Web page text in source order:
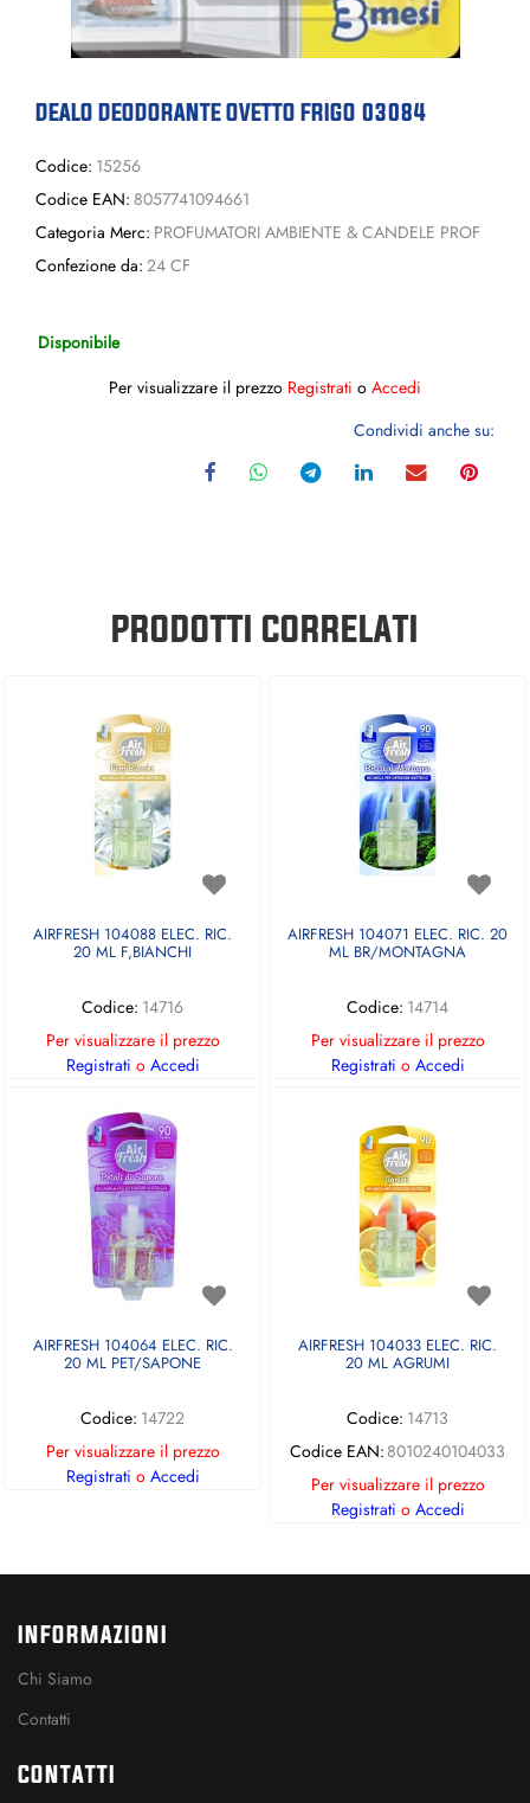
DEALO DEODORANTE OVETTO FRIGO 03084
Codice: 15256
Codice EAN: 8057741094661
Categoria Merc: PROFUMATORI AMBIENTE & CANDELE PROF
Confezione da: 24 CF
Disponibile
Per visualizzare il prezzo Registrati o Accedi
Condividi anche su:
PRODOTTI CORRELATI
AIRFRESH 104088 ELEC. RIC.
20 ML F,BIANCHI
Codice: 14716
Per visualizzare il prezzo
Registrati o Accedi
AIRFRESH 104071 ELEC. RIC. 20
ML BR/MONTAGNA
Codice: 14714
Per visualizzare il prezzo
Registrati o Accedi
AIRFRESH 104064 ELEC. RIC.
20 ML PET/SAPONE
Codice: 14722
Per visualizzare il prezzo
Registrati o Accedi
AIRFRESH 104033 ELEC. RIC.
20 ML AGRUMI
Codice: 14713
Codice EAN: 8010240104033
Per visualizzare il prezzo
Registrati o Accedi
INFORMAZIONI
Chi Siamo
Contatti
CONTATTI